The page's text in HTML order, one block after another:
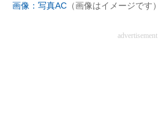
画像：写真AC （画像はイメージです）
advertisement